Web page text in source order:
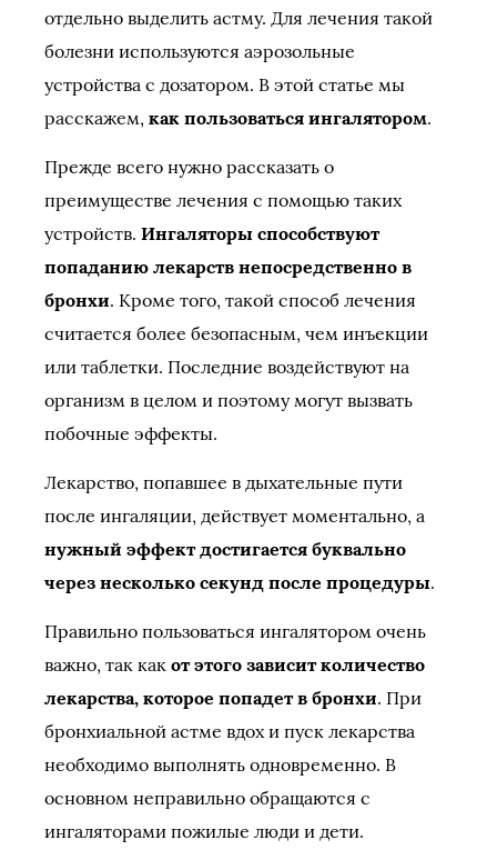
отдельно выделить астму. Для лечения такой
болезни используются аэрозольные
устройства с дозатором. В этой статье мы
расскажем, как пользоваться ингалятором.
Прежде всего нужно рассказать о
преимуществе лечения с помощью таких
устройств. Ингаляторы способствуют
попаданию лекарств непосредственно в
бронхи. Кроме того, такой способ лечения
считается более безопасным, чем инъекции
или таблетки. Последние воздействуют на
организм в целом и поэтому могут вызвать
побочные эффекты.
Лекарство, попавшее в дыхательные пути
после ингаляции, действует моментально, а
нужный эффект достигается буквально
через несколько секунд после процедуры.
Правильно пользоваться ингалятором очень
важно, так как от этого зависит количество
лекарства, которое попадет в бронхи. При
бронхиальной астме вдох и пуск лекарства
необходимо выполнять одновременно. В
основном неправильно обращаются с
ингаляторами пожилые люди и дети.